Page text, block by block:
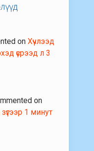
onХүчлээд
үсрээд л 3
on
1 минут